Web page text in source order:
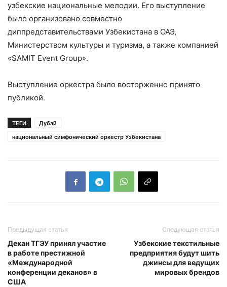
узбекские национальные мелодии. Его выступление
было организовано совместно
диппредставительствами Узбекистана в ОАЭ,
Министерством культуры и туризма, а также компанией
«SAMIT Event Group».
Выступление оркестра было восторженно принято
публикой.
ТЕГИ
Дубай
национальный симфонический оркестр Узбекистана
Предыдущая статья
Декан ТГЭУ принял участие
в работе престижной
«Международной
конференции деканов» в
США
Следующая статья
Узбекские текстильные
предприятия будут шить
джинсы для ведущих
мировых брендов